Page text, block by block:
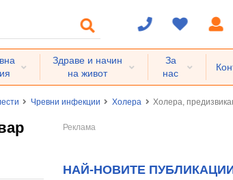
Здраве и начин
на живот
За
нас
Чревни инфекции Холера Холера,
НАЙ-НОВИТЕ